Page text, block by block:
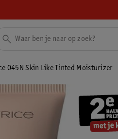
045N Skin Like Tinted Moisturizer